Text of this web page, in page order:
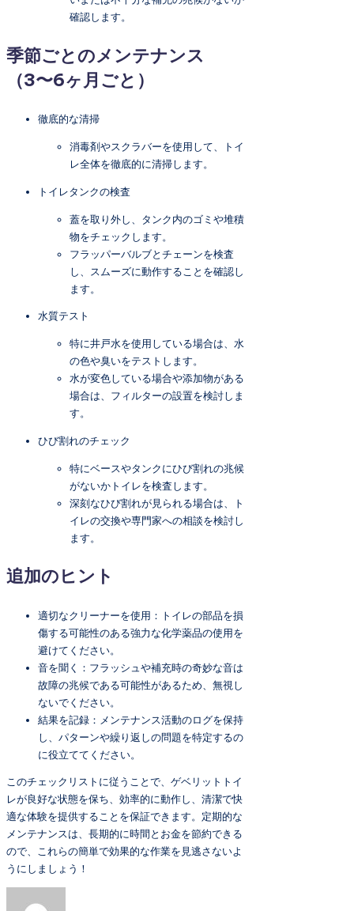
確認します。
季節ごとのメンテナンス
（3〜6ヶ月ごと）
徹底的な清掃
消毒剤やスクラバーを使用して、トイ
レ全体を徹底的に清掃します。
トイレタンクの検査
蓋を取り外し、タンク内のゴミや堆積
物をチェックします。
フラッパーバルブとチェーンを検査
し、スムーズに動作することを確認し
ます。
水質テスト
特に井戸水を使用している場合は、水
の色や臭いをテストします。
水が変色している場合や添加物がある
場合は、フィルターの設置を検討しま
す。
ひび割れのチェック
特にベースやタンクにひび割れの兆候
がないかトイレを検査します。
深刻なひび割れが見られる場合は、ト
イレの交換や専門家への相談を検討し
ます。
追加のヒント
適切なクリーナーを使用：トイレの部品を損
傷する可能性のある強力な化学薬品の使用を
避けてください。
音を聞く：フラッシュや補充時の奇妙な音は
故障の兆候である可能性があるため、無視し
ないでください。
結果を記録：メンテナンス活動のログを保持
し、パターンや繰り返しの問題を特定するの
に役立ててください。
このチェックリストに従うことで、ゲベリットトイ
レが良好な状態を保ち、効率的に動作し、清潔で快
適な体験を提供することを保証できます。定期的な
メンテナンスは、長期的に時間とお金を節約できる
ので、これらの簡単で効果的な作業を見逃さないよ
うにしましょう！